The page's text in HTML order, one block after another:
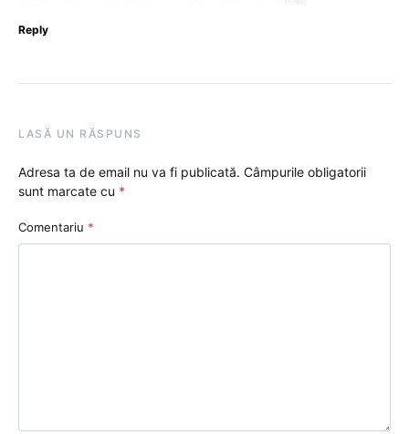
Reply
LASĂ UN RĂSPUNS
Adresa ta de email nu va fi publicată. Câmpurile obligatorii
sunt marcate cu *
Comentariu *